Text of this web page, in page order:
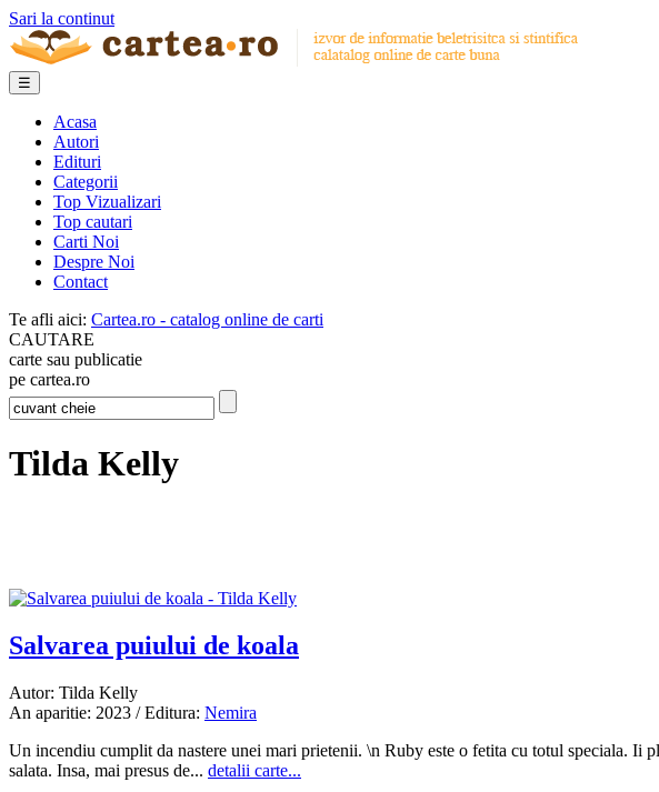
Sari la continut
☰
Acasa
Autori
Edituri
Categorii
Top Vizualizari
Top cautari
Carti Noi
Despre Noi
Contact
Te afli aici: Cartea.ro - catalog online de carti
CAUTARE
carte sau publicatie
pe cartea.ro
Tilda Kelly
Salvarea puiului de koala
Autor: Tilda Kelly
An aparitie: 2023 / Editura: Nemira
Un incendiu cumplit da nastere unei mari prietenii. \n Ruby este o fetita cu totul speciala. Ii
salata. Insa, mai presus de... detalii carte...